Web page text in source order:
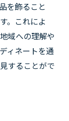
を飾ること
。これによ
域への理解や
ィネートを通
することがで